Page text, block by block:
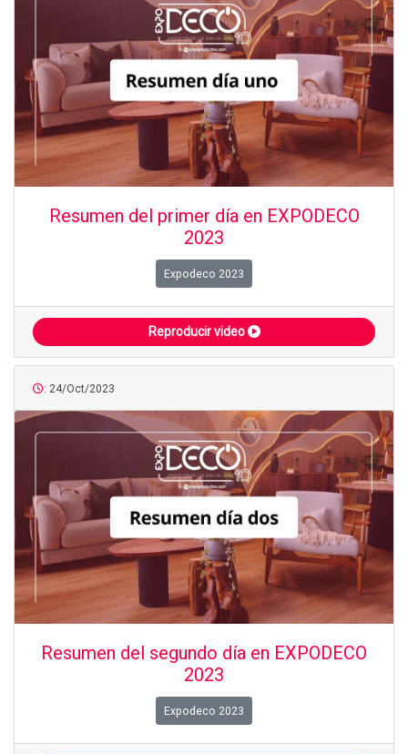
Resumen del primer día en EXPODECO
2023
Expodeco 2023
Reproducir video
: 24/Oct/2023
Resumen del segundo día en EXPODECO
2023
Expodeco 2023